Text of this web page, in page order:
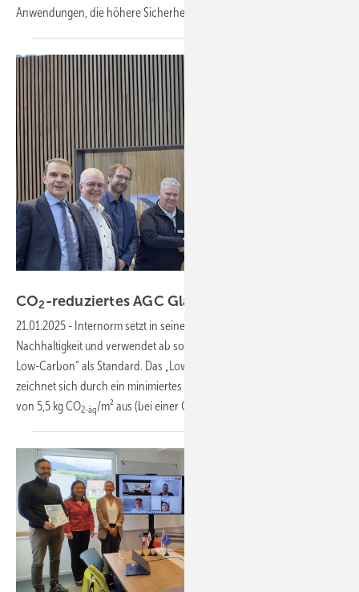
Anwendungen, die höhere Sicherheit
CO2 -reduziertes AGC Glas wird bei Internorm
21.01.2025 - Internorm setzt in seiner Produktpalette auf mehr
Nachhaltigkeit und verwendet ab sofort das Wärmedämmglas „iplus
Low-Carbon“ als Standard. Das „Low-Carbon“-Basisglas von AGC
zeichnet sich durch ein minimiertes Global Warming Potential (GWP)
von 5,5 kg CO2-äq/m² aus (bei einer Glasstärke von 4